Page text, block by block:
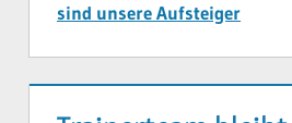
sind unsere Aufsteiger